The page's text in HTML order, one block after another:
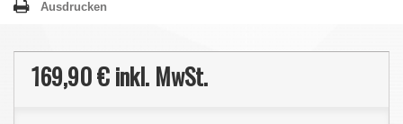
Ausdrucken
169,90 €inkl. MwSt.